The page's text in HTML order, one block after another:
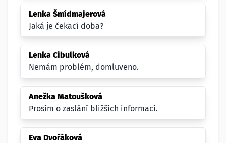
Lenka Šmídmajerová
Jaká je čekací doba?
Lenka Cibulková
Nemám problém, domluveno.
Anežka Matoušková
Prosím o zaslání bližších informací.
Eva Dvořáková